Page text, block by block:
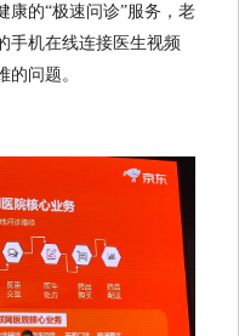
康的“极速问诊”服务，老
手机在线连接医生视频
问题。